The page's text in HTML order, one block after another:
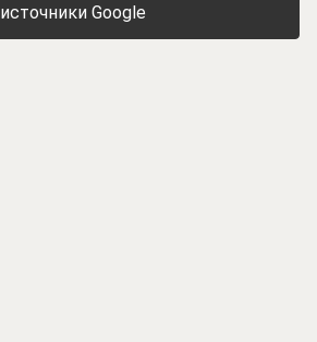
источники Google